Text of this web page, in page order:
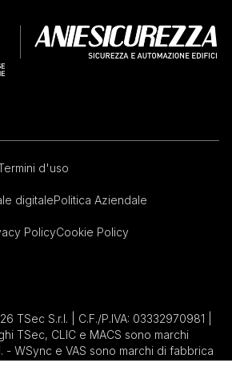
d'uso
digitalePolitica Aziendale
PolicyCookie Policy
TSec S.r.l. | C.F./P.IVA: 03332970981 |
TSec, CLIC e MACS sono marchi
- WSync e VAS sono marchi di fabbrica